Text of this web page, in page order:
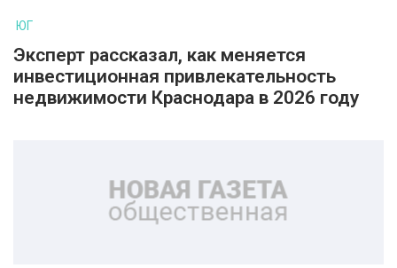
ЮГ
Эксперт рассказал, как меняется
инвестиционная привлекательность
недвижимости Краснодара в 2026 году